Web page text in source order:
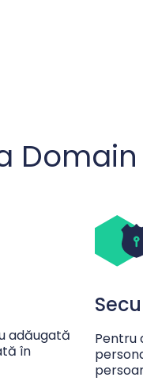
Domain
adăugată
în
Pentru